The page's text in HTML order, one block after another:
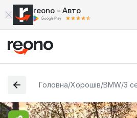
reono - Авто
Головна/Хорошів/BMW/3